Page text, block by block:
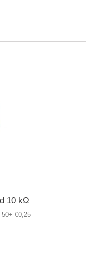
10 kΩ
€0,25